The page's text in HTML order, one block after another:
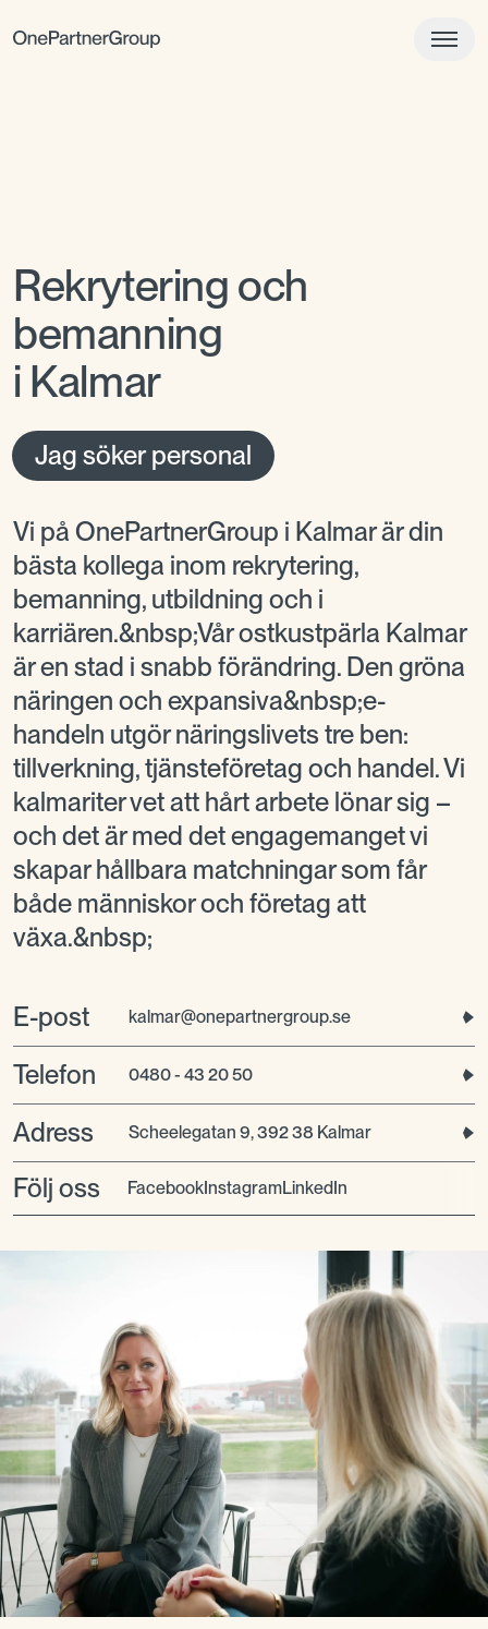
Rekrytering och
bemanning
i Kalmar
Jag söker personal
Vi på OnePartnerGroup i Kalmar är din
bästa kollega inom rekrytering,
bemanning, utbildning och i
karriären.&nbsp;Vår ostkustpärla Kalmar
är en stad i snabb förändring. Den gröna
näringen och expansiva&nbsp;e-
handeln utgör näringslivets tre ben:
tillverkning, tjänsteföretag och handel. Vi
kalmariter vet att hårt arbete lönar sig –
och det är med det engagemanget vi
skapar hållbara matchningar som får
både människor och företag att
växa.&nbsp;
E-post kalmar@onepartnergroup.se
Telefon 0480 - 43 20 50
Adress Scheelegatan 9, 392 38 Kalmar
Följ oss facebook instagram LinkedIn